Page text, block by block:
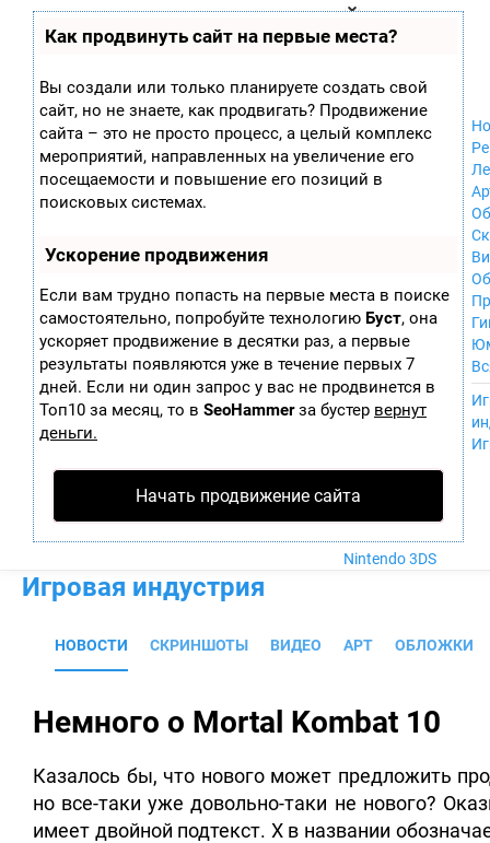
Как продвинуть сайт на первые места?
Вы создали или только планируете создать свой
сайт, но не знаете, как продвигать? Продвижение
сайта – это не просто процесс, а целый комплекс
мероприятий, направленных на увеличение его
посещаемости и повышение его позиций в
поисковых системах.
Ускорение продвижения
Если вам трудно попасть на первые места в поиске
самостоятельно, попробуйте технологию Буст, она
ускоряет продвижение в десятки раз, а первые
результаты появляются уже в течение первых 7
дней. Если ни один запрос у вас не продвинется в
Топ10 за месяц, то в SeoHammerза бустер вернут
деньги.
Начать продвижение сайта
играх
ла
ор
м
ы
Xbox 360
Nintendo Wii
Nintendo
GameCube
PlayStation
PlayStation 2
Portable
Nintendo DS
Android
iOS
MacOS
Sega Mega Drive
Mobile
Nintendo Wii U
Nintendo 3DS
Игровая индустрия
НОВОСТИ СКРИНШОТЫ ВИДЕО АРТ ОБЛОЖКИ
Немного о Mortal Kombat 10
Казалось бы, что нового может предложить
но все-таки уже довольно-таки не нового?
имеет двойной подтекст. X в названии